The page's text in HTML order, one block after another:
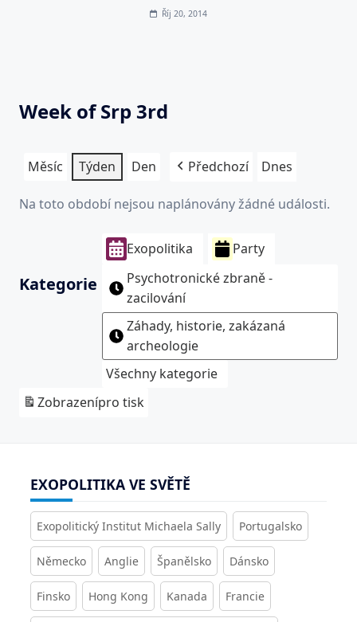
Říj 20, 2014
Week of Srp 3rd
Měsíc Týden Den Předchozí Dnes
Na toto období nejsou naplánovány žádné události.
Kategorie
Exopolitika
Party
Psychotronické zbraně -
zacilování
Záhady, historie, zakázaná
archeologie
Všechny kategorie
Zobrazenípro tisk
EXOPOLITIKA VE SVĚTĚ
Exopolitický Institut Michaela Sally Portugalsko
Německo Anglie Španělsko Dánsko
Finsko Hong Kong Kanada Francie